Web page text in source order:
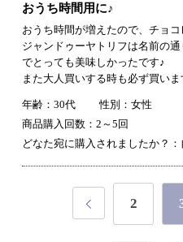
おうち時間用に♪
おうち時間が増えたので、チョ
ジャンドゥーヤトリフは名前の
でとっても美味しかったです♪
また大人買いする時も必ず買いま
年齢：30代
性別：女性
商品購入回数：2～5回
どなた宛に購入されましたか？：
2